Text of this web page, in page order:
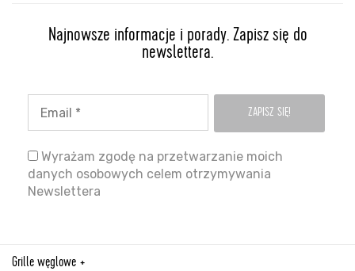
Najnowsze informacje i porady. Zapisz się do
newslettera.
Wyrażam zgodę na przetwarzanie moich
danych osobowych celem otrzymywania
Newslettera
Grille węglowe